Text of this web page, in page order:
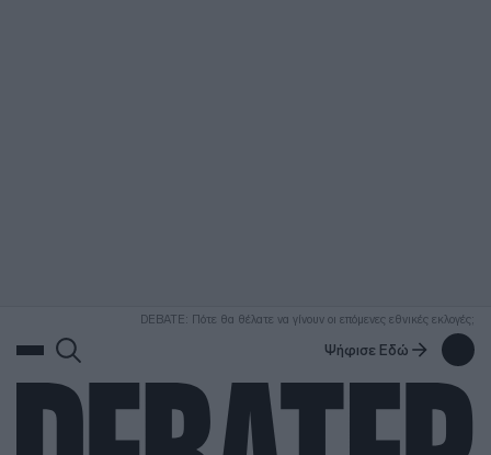
DEBATE: Πότε θα θέλατε να γίνουν οι επόμενες εθνικές εκλογές;
Ψήφισε Εδώ